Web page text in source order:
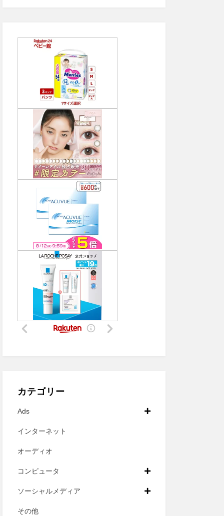
カテゴリー
Ads
インターネット
オーディオ
コンピュータ
ソーシャルメディア
その他